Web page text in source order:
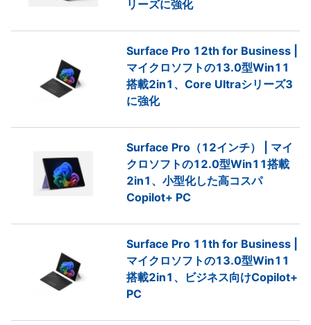
リーズに強化
Surface Pro 12th for Business |
マイクロソフトの13.0型Win11
搭載2in1、Core Ultraシリーズ3
に強化
Surface Pro（12インチ） | マイ
クロソフトの12.0型Win11搭載
2in1、小型化した高コスパ
Copilot+ PC
Surface Pro 11th for Business |
マイクロソフトの13.0型Win11
搭載2in1、ビジネス向けCopilot+
PC